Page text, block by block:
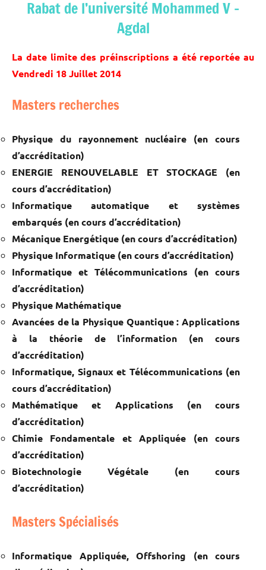
Rabat de l’université Mohammed V –
Agdal
La date limite des préinscriptions a été reportée au
Vendredi 18 Juillet 2014
Masters recherches
Physique du rayonnement nucléaire (en cours
d’accréditation)
ENERGIE RENOUVELABLE ET STOCKAGE (en
cours d’accréditation)
Informatique automatique et systèmes
embarqués (en cours d’accréditation)
Mécanique Energétique (en cours d’accréditation)
Physique Informatique (en cours d’accréditation)
Informatique et Télécommunications (en cours
d’accréditation)
Physique Mathématique
Avancées de la Physique Quantique : Applications
à la théorie de l’information (en cours
d’accréditation)
Informatique, Signaux et Télécommunications (en
cours d’accréditation)
Mathématique et Applications (en cours
d’accréditation)
Chimie Fondamentale et Appliquée (en cours
d’accréditation)
Biotechnologie Végétale (en cours
d’accréditation)
Masters Spécialisés
Informatique Appliquée, Offshoring (en cours